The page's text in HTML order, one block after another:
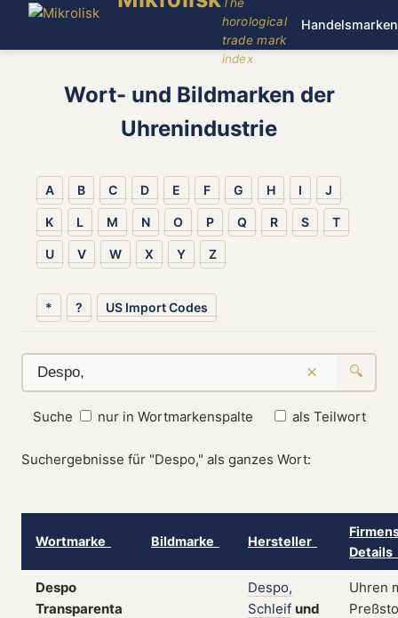
horological
trade mark
index
Handelsmarken
Wort- und Bildmarken der
Uhrenindustrie
A B C D E F G H I J
K L M N O P Q R S T
U V W X Y Z
* ? US Import Codes
× 🔍
Suche nur in Wortmarkenspalte als Teilwort
Suchergebnisse für "Despo," als ganzes Wort:
Wortmarke Bildmarke Hersteller
Details
Despo
Transparenta
Despo,
Schleif und
Uhren